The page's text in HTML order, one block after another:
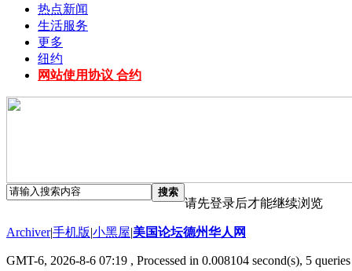
热点新闻
生活服务
更多
纽约
网站使用协议 合约
搜索
请先登录后才能继续浏览
Archiver|手机版|小黑屋|美国论坛德州华人网
GMT-6, 2026-8-6 07:19 , Processed in 0.008104 second(s), 5